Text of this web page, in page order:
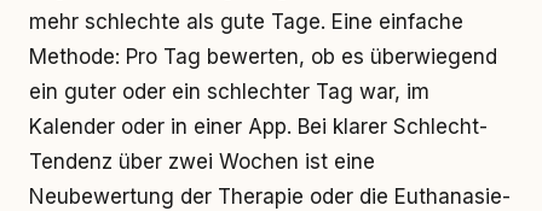
mehr schlechte als gute Tage. Eine einfache
Methode: Pro Tag bewerten, ob es überwiegend
ein guter oder ein schlechter Tag war, im
Kalender oder in einer App. Bei klarer Schlecht-
Tendenz über zwei Wochen ist eine
Neubewertung der Therapie oder die Euthanasie-